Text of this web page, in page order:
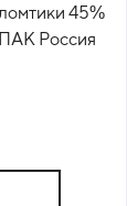
45%
Россия